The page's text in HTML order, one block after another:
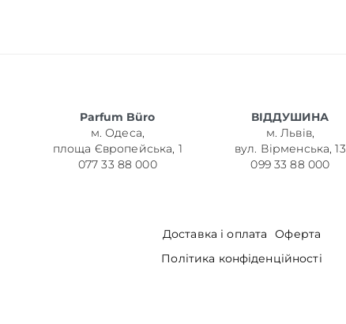
Parfum Büro
м. Одеса,
площа Європейська, 1
077 33 88 000
ВІДДУШИНА
м. Львів,
вул. Вірменська, 13
099 33 88 000
Доставка і оплата
Оферта
Політика конфіденційності